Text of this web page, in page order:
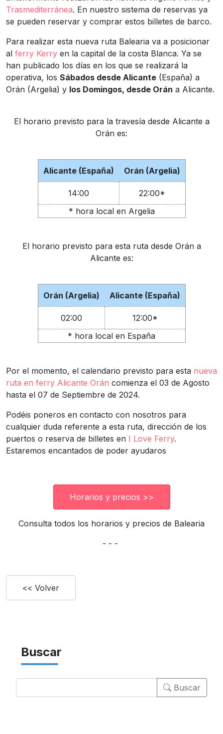
Trasmediterránea. En nuestro sistema de reservas ya
se pueden reservar y comprar estos billetes de barco.
Para realizar esta nueva ruta Balearia va a posicionar
al ferry Kerry en la capital de la costa Blanca. Ya se
han publicado los días en los que se realizará la
operativa, los Sábados desde Alicante (España) a
Orán (Argelia) y los Domingos, desde Orán a Alicante.
El horario previsto para la travesía desde Alicante a
Orán es:
Alicante (España) Orán (Argelia)
14:00
22:00*
* hora local en Argelia
El horario previsto para esta ruta desde Orán a
Alicante es:
Orán (Argelia) Alicante (España)
02:00
12:00*
* hora local en España
Por el momento, el calendario previsto para esta nueva
ruta en ferry Alicante Orán comienza el 03 de Agosto
hasta el 07 de Septiembre de 2024.
Podéis poneros en contacto con nosotros para
cualquier duda referente a esta ruta, dirección de los
puertos o reserva de billetes en I Love Ferry.
Estaremos encantados de poder ayudaros
Horarios y precios >>
Consulta todos los horarios y precios de Balearia
- - -
<< Volver
Buscar
Buscar